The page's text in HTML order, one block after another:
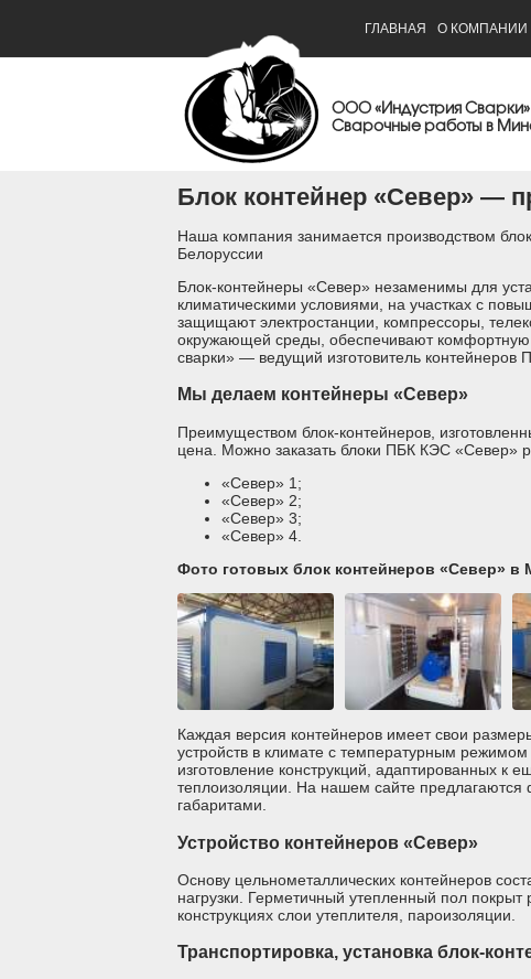
ГЛАВНАЯ О КОМПАНИИ
ООО «Индустрия Сварки»
Сварочные работы в
Блок контейнер «Север» —
Наша компания занимается производством
Белоруссии
Блок-контейнеры «Север» незаменимы для
климатическими условиями, на участках с
защищают электростанции, компрессоры,
окружающей среды, обеспечивают
сварки» — ведущий изготовитель
Мы делаем контейнеры «Север»
Преимуществом блок-контейнеров,
цена. Можно заказать блоки ПБК КЭС «Север»
«Север» 1;
«Север» 2;
«Север» 3;
«Север» 4.
Фото готовых блок контейнеров «Север» в
Каждая версия контейнеров имеет свои
устройств в климате с температурным
изготовление конструкций, адаптированных к
теплоизоляции. На нашем сайте предлагаются
габаритами.
Устройство контейнеров «Север»
Основу цельнометаллических контейнеров
нагрузки. Герметичный утепленный пол
конструкциях слои утеплителя, пароизоляции.
Транспортировка, установка блок-